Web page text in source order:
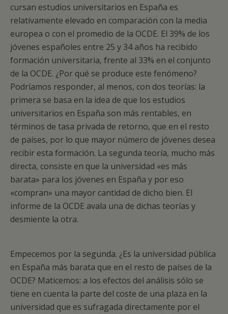
cursan estudios universitarios en España es
relativamente elevado en comparación con la media
europea o con el promedio de la OCDE. El 39% de los
jóvenes españoles entre 25 y 34 años ha recibido
formación universitaria, frente al 33% en el conjunto
de la OCDE. ¿Por qué se produce este fenómeno?
Podríamos responder, al menos, con dos teorías: la
primera se basa en la idea de que los estudios
universitarios en España son más rentables, en
términos de tasa privada de retorno, que en el resto
de países, por lo que mayor número de jóvenes desea
recibir esta formación. La segunda teoría, mucho más
directa, consiste en que la universidad «es más
barata» para los jóvenes en España y por eso
«compran» una mayor cantidad de dicho bien. El
informe de la OCDE avala una de dichas teorías y
desmiente la otra.
Empecemos por la segunda. ¿Es la universidad pública
en España más barata que en el resto de países de la
OCDE? Maticemos: a los efectos del análisis sólo se
tiene en cuenta la parte del coste de una plaza en la
universidad que es sufragada directamente por el